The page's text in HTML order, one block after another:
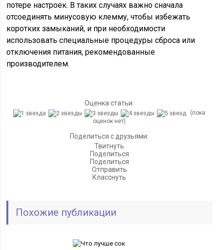
потере настроек. В таких случаях важно сначала
отсоединять минусовую клемму, чтобы избежать
коротких замыканий, и при необходимости
использовать специальные процедуры сброса или
отключения питания, рекомендованные
производителем.
Оценка статьи:
(пока
оценок нет)
Поделиться с друзьями:
Твитнуть
Поделиться
Поделиться
Отправить
Класснуть
Похожие публикации